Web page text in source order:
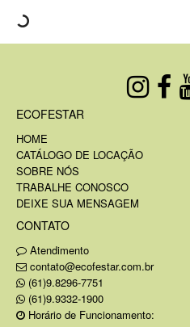
ECOFESTAR
HOME
CATÁLOGO DE LOCAÇÃO
SOBRE NÓS
TRABALHE CONOSCO
DEIXE SUA MENSAGEM
CONTATO
Atendimento
contato@ecofestar.com.br
(61)9.8296-7751
(61)9.9332-1900
Horário de Funcionamento: